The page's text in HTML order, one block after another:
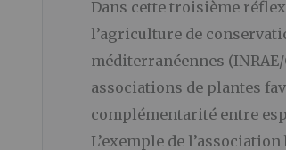
Dans cette troisième
l’agriculture de
méditerranéennes
associations de plantes
complémentarité entre
L’exemple de